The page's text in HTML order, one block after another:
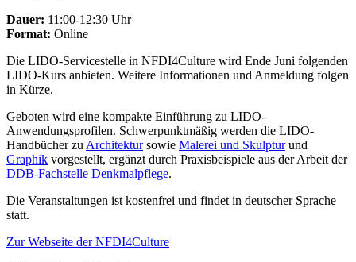
Dauer: 11:00-12:30 Uhr
Format: Online
Die LIDO-Servicestelle in NFDI4Culture wird Ende Juni folgenden
LIDO-Kurs anbieten. Weitere Informationen und Anmeldung folgen
in Kürze.
Geboten wird eine kompakte Einführung zu LIDO-
Anwendungsprofilen. Schwerpunktmäßig werden die LIDO-
Handbücher zu Architektursowie Malerei und Skulpturund
Graphik vorgestellt, ergänzt durch Praxisbeispiele aus der Arbeit der
DDB-Fachstelle Denkmalpflege.
Die Veranstaltungen ist kostenfrei und findet in deutscher Sprache
statt.
Zur Webseite der NFDI4Culture